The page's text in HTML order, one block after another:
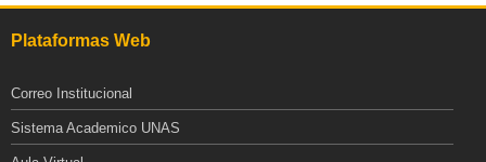
Plataformas Web
Correo Institucional
Sistema Academico UNAS